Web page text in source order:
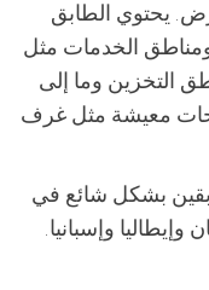
يحتوي الطابق
الخدمات مثل
التخزين وما إلى
معيشة مثل غرف
بشكل شائع في
وإسبانيا.